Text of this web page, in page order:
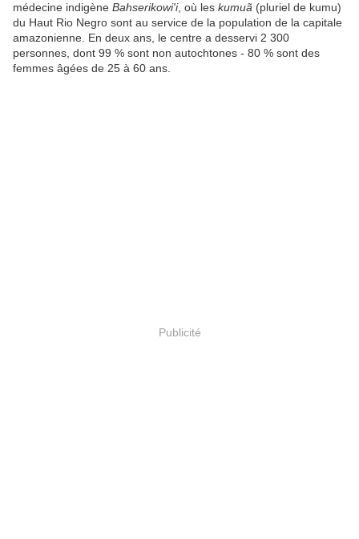
médecine indigène Bahserikowi'i, où les kumuã (pluriel de kumu)
du Haut Rio Negro sont au service de la population de la capitale
amazonienne. En deux ans, le centre a desservi 2 300
personnes, dont 99 % sont non autochtones - 80 % sont des
femmes âgées de 25 à 60 ans.
Publicité